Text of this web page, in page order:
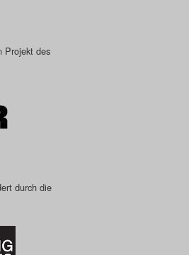
2022
Blog
2023
Blog
2024
2025
Projekt des
durch die